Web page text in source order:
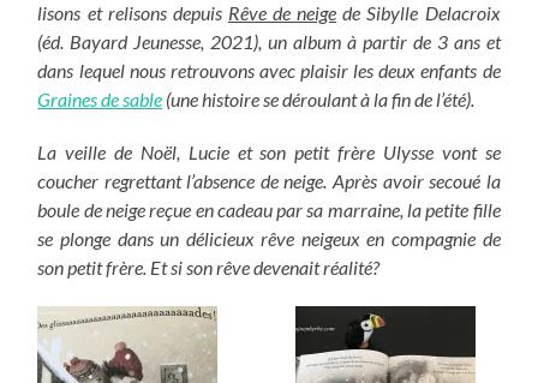
lisons et relisons depuis Rêve de neige de Sibylle Delacroix
(éd. Bayard Jeunesse, 2021), un album à partir de 3 ans et
dans lequel nous retrouvons avec plaisir les deux enfants de
Graines de sable (une histoire se déroulant à la fin de l’été).
La veille de Noël, Lucie et son petit frère Ulysse vont se
coucher regrettant l’absence de neige. Après avoir secoué la
boule de neige reçue en cadeau par sa marraine, la petite fille
se plonge dans un délicieux rêve neigeux en compagnie de
son petit frère. Et si son rêve devenait réalité?